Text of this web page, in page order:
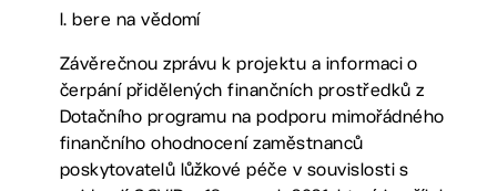
I. bere na vědomí
Závěrečnou zprávu k projektu a informaci o
čerpání přidělených finančních prostředků z
Dotačního programu na podporu mimořádného
finančního ohodnocení zaměstnanců
poskytovatelů lůžkové péče v souvislosti s